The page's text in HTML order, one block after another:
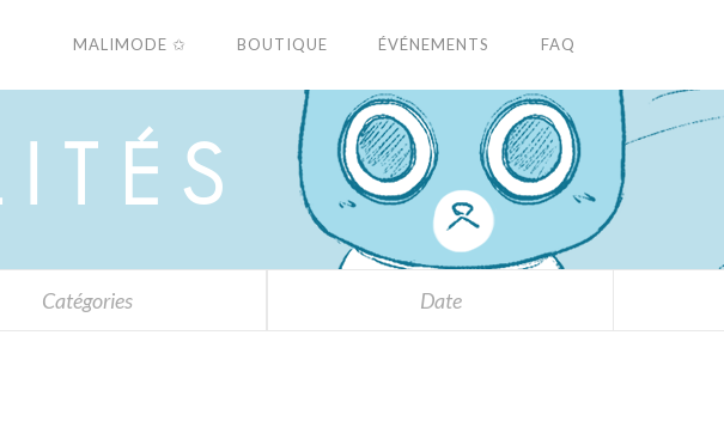
MALIMODE ✩ BOUTIQUE ÉVÉNEMENTS FAQ
É S
Catégories Date